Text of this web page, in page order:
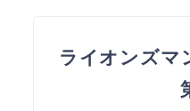
ライオンズマ